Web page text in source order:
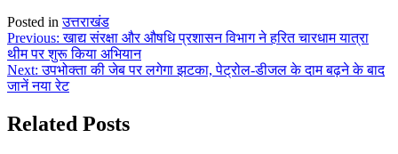
Posted inउत्तराखंड
Post
navigation
Previous: खाद्य संरक्षा और औषधि प्रशासन विभाग ने हरित चारधाम यात्रा
थीम पर शुरू किया अभियान
Next: उपभोक्ता की जेब पर लगेगा झटका, पेट्रोल-डीजल के दाम बढ़ने के बाद
जानें नया रेट
Related Posts